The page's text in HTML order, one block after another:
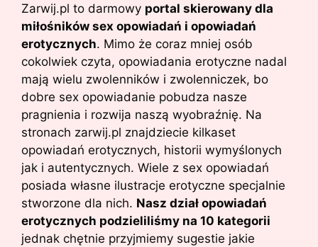
Zarwij.pl to darmowy portal skierowany dla
miłośników sex opowiadań i opowiadań
erotycznych. Mimo że coraz mniej osób
cokolwiek czyta, opowiadania erotyczne nadal
mają wielu zwolenników i zwolenniczek, bo
dobre sex opowiadanie pobudza nasze
pragnienia i rozwija naszą wyobraźnię. Na
stronach zarwij.pl znajdziecie kilkaset
opowiadań erotycznych, historii wymyślonych
jak i autentycznych. Wiele z sex opowiadań
posiada własne ilustracje erotyczne specjalnie
stworzone dla nich. Nasz dział opowiadań
erotycznych podzieliliśmy na 10 kategorii
jednak chętnie przyjmiemy sugestie jakie